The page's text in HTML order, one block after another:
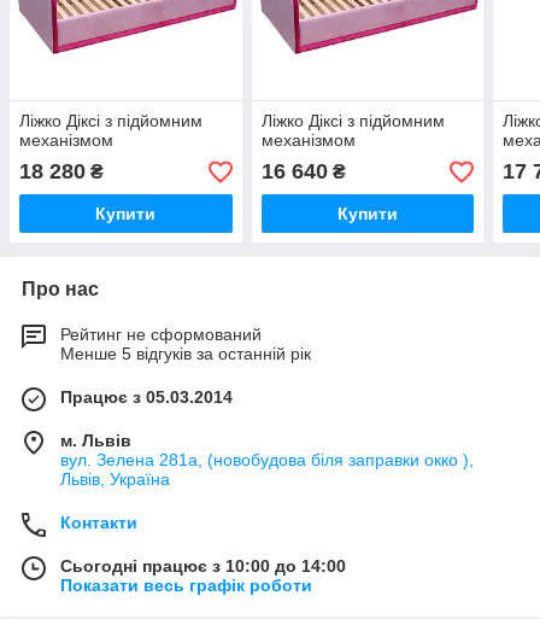
Ліжко Діксі з підйомним
механізмом
18 280 ₴
Купити
Ліжко Діксі з підйомним
механізмом
16 640₴
Купити
17
Про нас
Рейтинг не сформований
Менше 5 відгуків за останній рік
Працює з 05.03.2014
м. Львів
вул. Зелена 281а, (новобудова біля заправки окко ),
Львів, Україна
Контакти
Сьогодні працює з 10:00 до 14:00
Показати весь графік роботи